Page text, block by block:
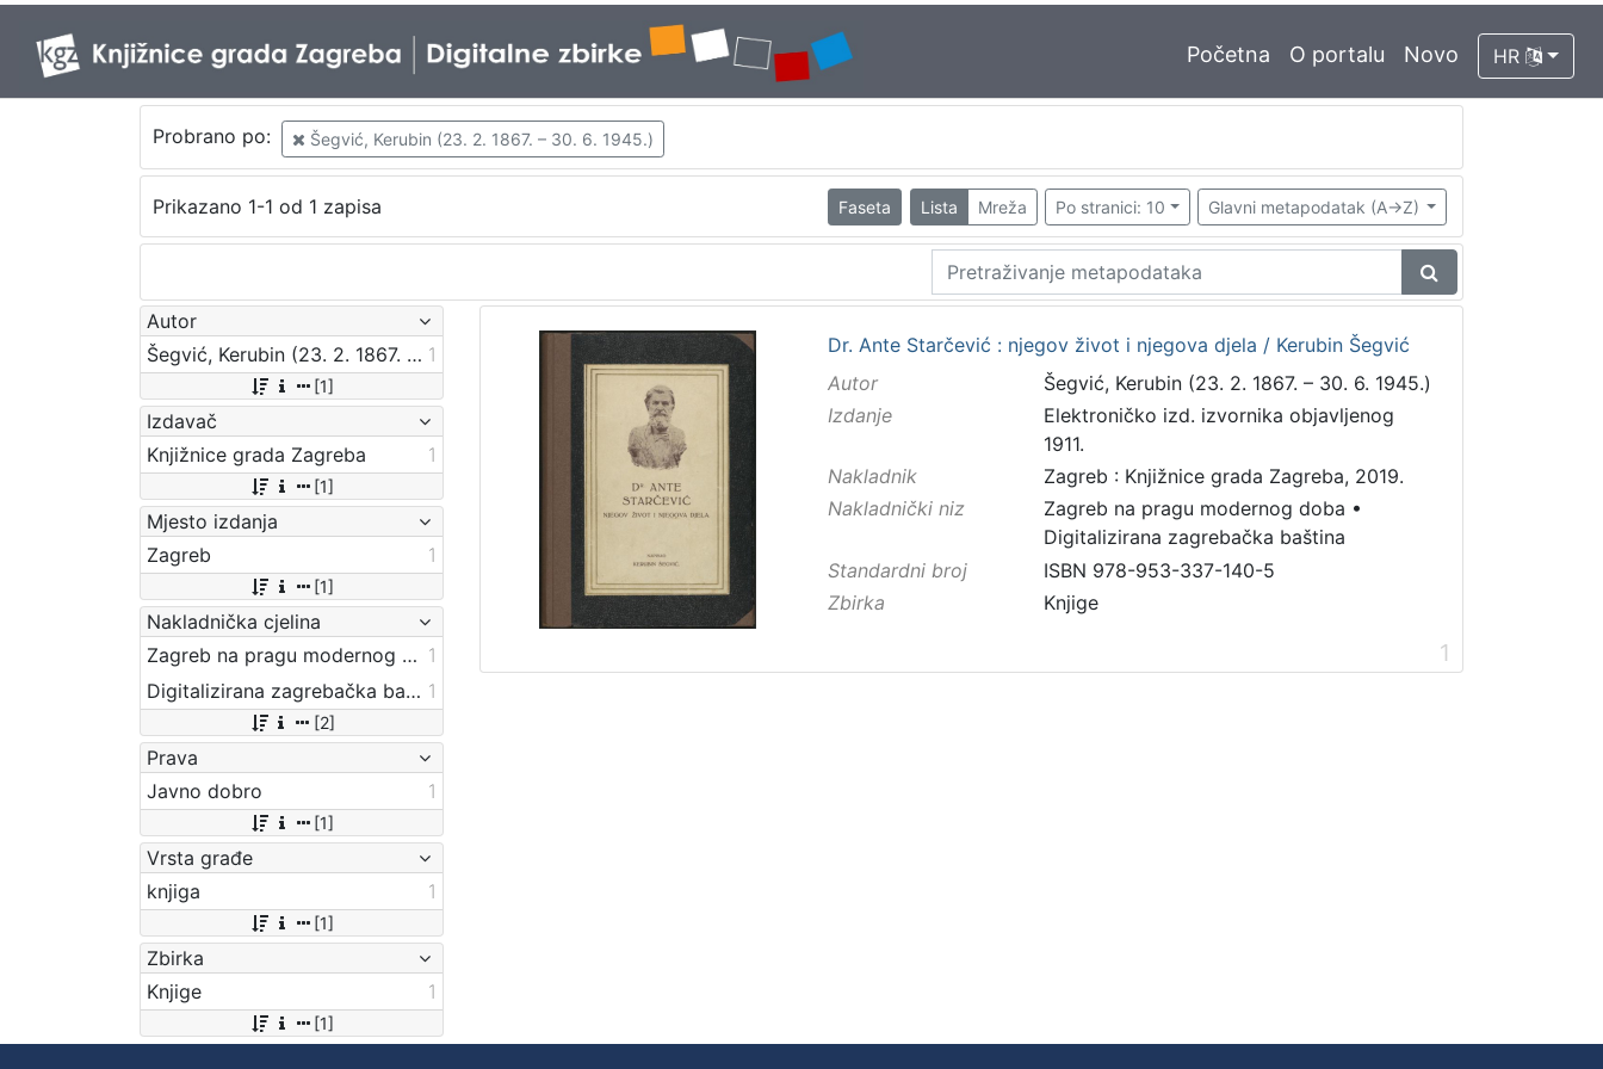
Početna O portalu Novo HR
Probrano po: Šegvić, Kerubin (23. 2. 1867. – 30. 6. 1945.)
Prikazano 1-1 od 1 zapisa Faseta Lista Mreža Po stranici: 10 Glavni metapodatak (A->Z)
Autor
Šegvić, Kerubin (23. 2. 1867. – 30. 6. 1945.) 1
[1]
Izdavač
Knjižnice grada Zagreba
1
[1]
Mjesto izdanja
Zagreb
1
[1]
Nakladnička cjelina
Zagreb na pragu modernog doba 1
Digitalizirana zagrebačka baština 1
[2]
Prava
Javno dobro
1
[1]
Vrsta građe
knjiga
1
[1]
Zbirka
Knjige
1
[1]
Dr. Ante Starčević : njegov život i njegova djela / Kerubin Šegvić
Autor
Šegvić, Kerubin (23. 2. 1867. – 30. 6. 1945.)
Izdanje
Elektroničko izd. izvornika objavljenog
1911.
Nakladnik
Zagreb : Knjižnice grada Zagreba, 2019.
Nakladnički niz
Zagreb na pragu modernog doba •
Digitalizirana zagrebačka baština
Standardni broj
ISBN 978-953-337-140-5
Zbirka
Knjige
1